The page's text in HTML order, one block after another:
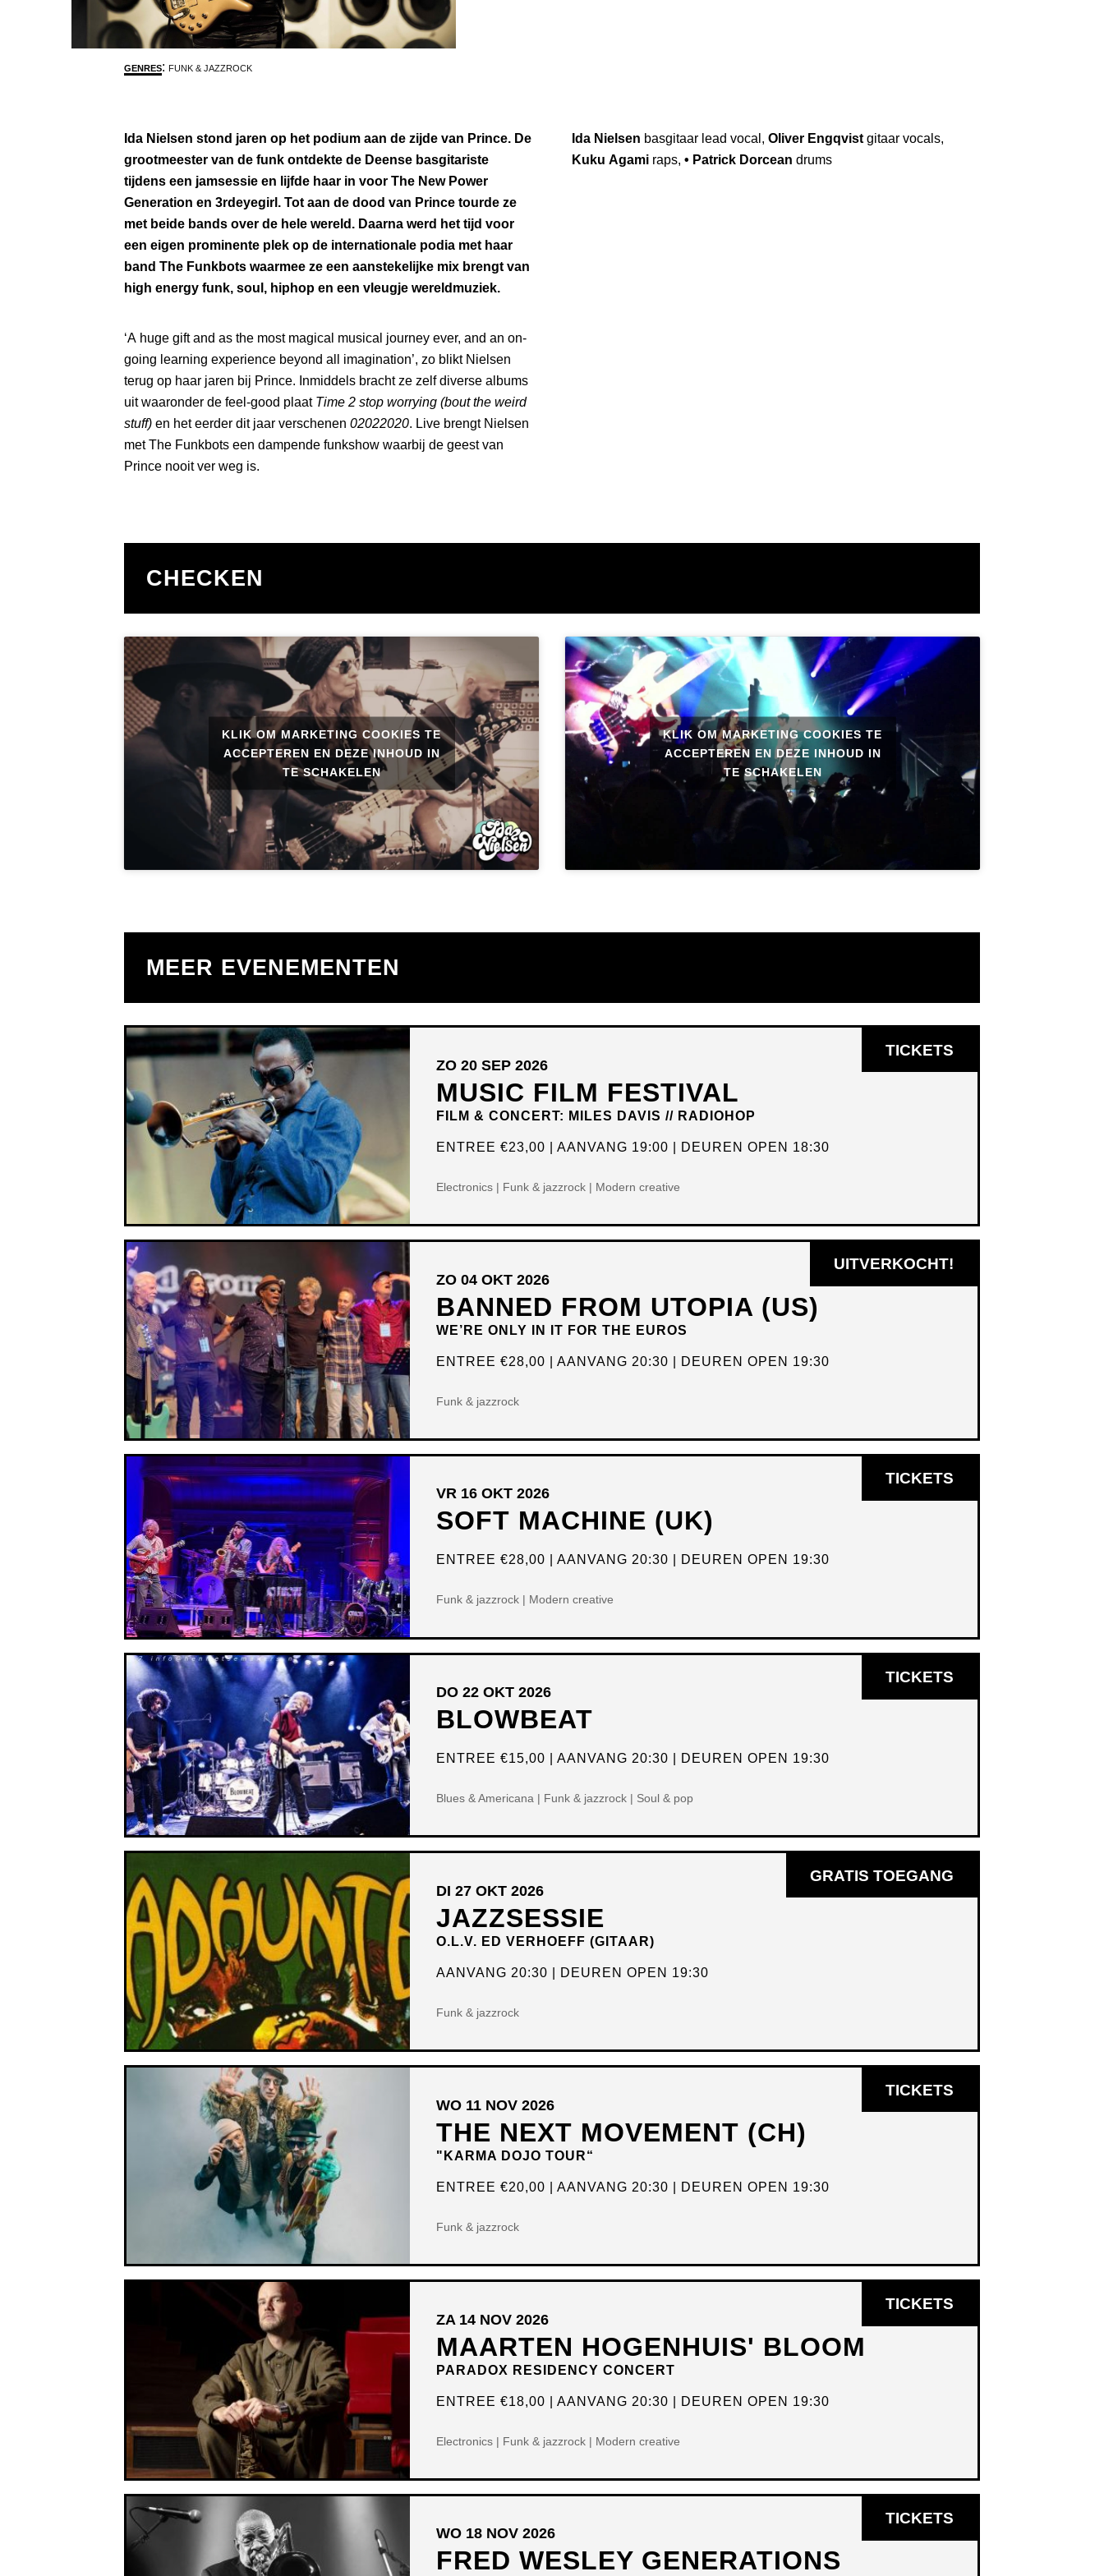
GENRES: FUNK & JAZZROCK
Ida Nielsen stond jaren op het podium aan de zijde van Prince. De
grootmeester van de funk ontdekte de Deense basgitariste
tijdens een jamsessie en lijfde haar in voor The New Power
Generation en 3rdeyegirl. Tot aan de dood van Prince tourde ze
met beide bands over de hele wereld. Daarna werd het tijd voor
een eigen prominente plek op de internationale podia met haar
band The Funkbots waarmee ze een aanstekelijke mix brengt van
high energy funk, soul, hiphop en een vleugje wereldmuziek.
‘A huge gift and as the most magical musical journey ever, and an on-
going learning experience beyond all imagination’, zo blikt Nielsen
terug op haar jaren bij Prince. Inmiddels bracht ze zelf diverse albums
uit waaronder de feel-good plaat Time 2 stop worrying (bout the weird
stuff) en het eerder dit jaar verschenen 02022020. Live brengt Nielsen
met The Funkbots een dampende funkshow waarbij de geest van
Prince nooit ver weg is.
Ida Nielsen basgitaar lead vocal, Oliver Engqvist gitaar vocals,
Kuku Agami raps, • Patrick Dorcean drums
CHECKEN
KLIK OM MARKETING COOKIES TE
ACCEPTEREN EN DEZE INHOUD IN
TE SCHAKELEN
KLIK OM MARKETING COOKIES TE
ACCEPTEREN EN DEZE INHOUD IN
TE SCHAKELEN
MEER EVENEMENTEN
MUSIC FILM FESTIVAL
FILM & CONCERT: MILES DAVIS // RADIOHOP
ZO 20 SEP 2026
ENTREE€23,00 AANVANG 19:00 DEUREN OPEN 18:30
Electronics | Funk & jazzrock | Modern creative
TICKETS
IN
BANNED FROM UTOPIA (US)
WE’RE ONLY IN IT FOR THE EUROS
ZO 04 OKT 2026
ENTREE€28,00 AANVANG 20:30 DEUREN OPEN 19:30
Funk & jazzrock
UITVERKOCHT!
SOFT MACHINE (UK)
VR 16 OKT 2026
ENTREE€28,00 AANVANG 20:30 DEUREN OPEN 19:30
Funk & jazzrock | Modern creative
TICKETS
IN
BLOWBEAT
DO 22 OKT 2026
ENTREE€15,00 AANVANG 20:30 DEUREN OPEN 19:30
Blues & Americana | Funk & jazzrock | Soul & pop
TICKETS
IN
JAZZSESSIE
O.L.V. ED VERHOEFF (GITAAR)
DI 27 OKT 2026
AANVANG 20:30 DEUREN OPEN 19:30
Funk & jazzrock
GRATIS TOEGANG
THE NEXT MOVEMENT (CH)
"KARMA DOJO TOUR“
WO 11 NOV 2026
ENTREE€20,00 AANVANG 20:30 DEUREN OPEN 19:30
Funk & jazzrock
TICKETS
IN
MAARTEN HOGENHUIS' BLOOM
PARADOX RESIDENCY CONCERT
ZA 14 NOV 2026
ENTREE€18,00 AANVANG 20:30 DEUREN OPEN 19:30
Electronics | Funk & jazzrock | Modern creative
TICKETS
IN
FRED WESLEY GENERATIONS
WO 18 NOV 2026
TICKETS
IN